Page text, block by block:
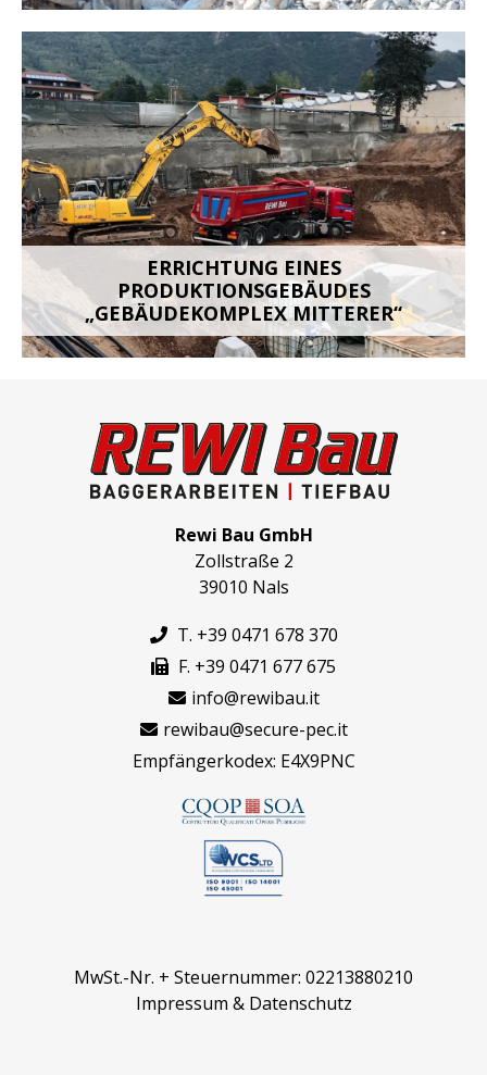
ERRICHTUNG EINES
PRODUKTIONSGEBÄUDES
„GEBÄUDEKOMPLEX MITTERER“
Rewi Bau GmbH
Zollstraße 2
39010 Nals
T. +39 0471 678 370
F. +39 0471 677 675
info@rewibau.it
rewibau@secure-pec.it
Empfängerkodex: E4X9PNC
MwSt.-Nr. + Steuernummer: 02213880210
Impressum & Datenschutz